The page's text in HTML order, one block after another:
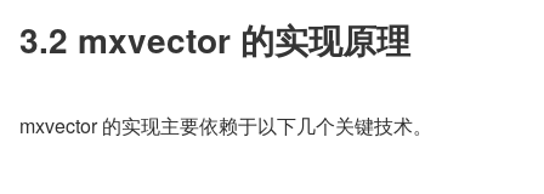
3.2 mxvector 的实现原理
mxvector 的实现主要依赖于以下几个关键技术。